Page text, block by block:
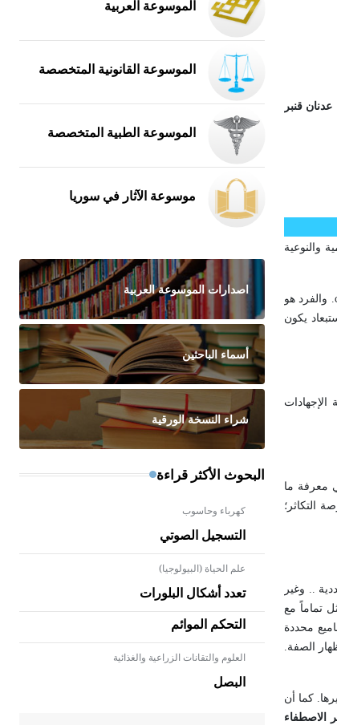
عدنان قنبر
والنوعية
. والفرد هو
يكون
معرفة ما
التكاثر؛
.. وغير
تماماً مع
منها في مجاميع محددة
الصفة.
كما أن
الاصطفاء
الموسوعة العربية
الموسوعة القانونية المتخصصة
الموسوعة الطبية المتخصصة
موسوعة الآثار في سوريا
اصدارات الموسوعة العربية
أسماء الباحثين
شراء النسخة الورقية
البحوث الأكثر قراءة
كهرباء وحاسوب
التسجيل الصوتي
علم الحياة (البيولوجيا)
تعدد أشكال البلورات
التحكم الموائم
العلوم والتقانات الزراعية والغذائية
البصل
- هل تعلم أن الأبلق نوع من الفنون
الهندسية التي ارتبطت بالعمارة
الإسلامية في بلاد الشام ومصر خاصة،